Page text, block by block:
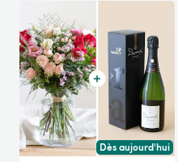
Dès aujourd'hui
Livraison dès